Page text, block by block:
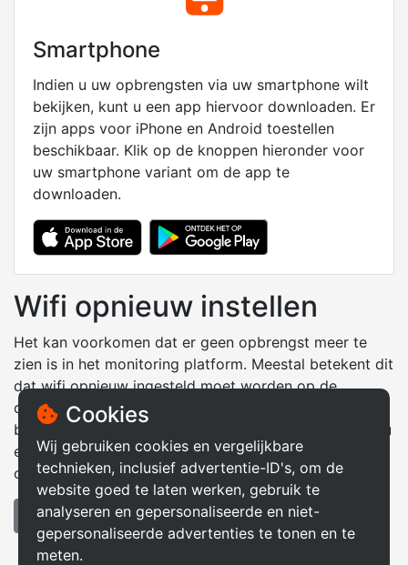
Cookies
Wij gebruiken cookies en vergelijkbare
technieken, inclusief advertentie-ID's, om de
website goed te laten werken, gebruik te
analyseren en gepersonaliseerde en niet-
gepersonaliseerde advertenties te tonen en te
meten.
Smartphone
Indien u uw opbrengsten via uw smartphone wilt
bekijken, kunt u een app hiervoor downloaden. Er
zijn apps voor iPhone en Android toestellen
beschikbaar. Klik op de knoppen hieronder voor
uw smartphone variant om de app te
downloaden.
Wifi opnieuw instellen
Het kan voorkomen dat er geen opbrengst meer te
zien is in het monitoring platform. Meestal betekent dit
dat wifi opnieuw ingesteld moet worden op de
omvormer. Oorzaken hiervan kunnen zijn dat u
bijvoorbeeld een nieuwe router heeft. Hieronder vind u
een handleiding om wifi opnieuw in te stellen op uw
omvormer.
Handleiding wifi instellen